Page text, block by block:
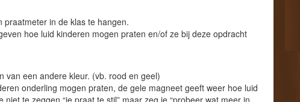
in de klas te hangen.
hoe luid kinderen mogen praten en/of ze bij deze opdracht
van een andere kleur. (vb. rood en geel)
onderling mogen praten, de gele magneet geeft weer hoe luid
te zeggen “je praat te stil” maar zeg je “probeer wat meer in